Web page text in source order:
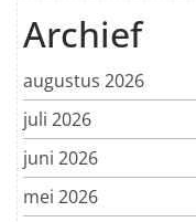
Archief
augustus 2026
juli 2026
juni 2026
mei 2026